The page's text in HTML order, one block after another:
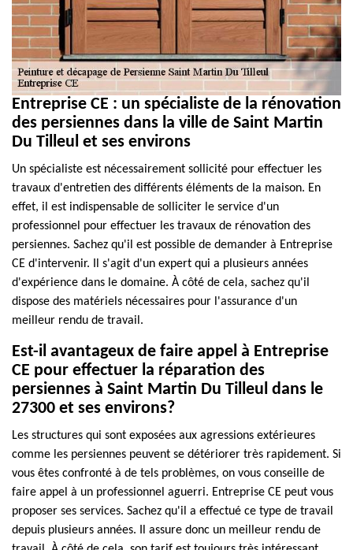
Entreprise CE : un spécialiste de la rénovation
des persiennes dans la ville de Saint Martin
Du Tilleul et ses environs
Un spécialiste est nécessairement sollicité pour effectuer les
travaux d'entretien des différents éléments de la maison. En
effet, il est indispensable de solliciter le service d'un
professionnel pour effectuer les travaux de rénovation des
persiennes. Sachez qu'il est possible de demander à Entreprise
CE d'intervenir. Il s'agit d'un expert qui a plusieurs années
d'expérience dans le domaine. À côté de cela, sachez qu'il
dispose des matériels nécessaires pour l'assurance d'un
meilleur rendu de travail.
Est-il avantageux de faire appel à Entreprise
CE pour effectuer la réparation des
persiennes à Saint Martin Du Tilleul dans le
27300 et ses environs?
Les structures qui sont exposées aux agressions extérieures
comme les persiennes peuvent se détériorer très rapidement. Si
vous êtes confronté à de tels problèmes, on vous conseille de
faire appel à un professionnel aguerri. Entreprise CE peut vous
proposer ses services. Sachez qu'il a effectué ce type de travail
depuis plusieurs années. Il assure donc un meilleur rendu de